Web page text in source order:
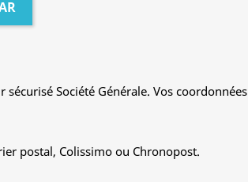
sécurisé Société Générale. Vos coordonnées
postal, Colissimo ou Chronopost.